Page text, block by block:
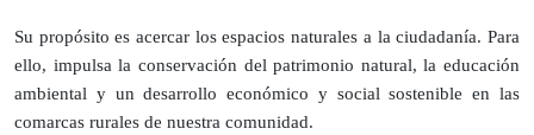
Su propósito es acercar los espacios naturales a la ciudadanía. Para
ello, impulsa la conservación del patrimonio natural, la educación
ambiental y un desarrollo económico y social sostenible en las
comarcas rurales de nuestra comunidad.